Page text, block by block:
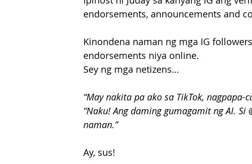
endorsements, announcements and
Kinondena naman ng mga IG
endorsements niya online.
Sey ng mga netizens…
“May nakita pa ako sa TikTok, nagpapa-
“Naku! Ang daming gumagamit ng AI.
naman.”
Ay, sus!